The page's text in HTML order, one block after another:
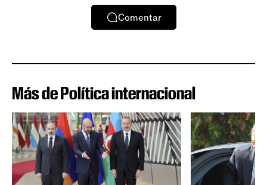
Comentar
Más de Política internacional